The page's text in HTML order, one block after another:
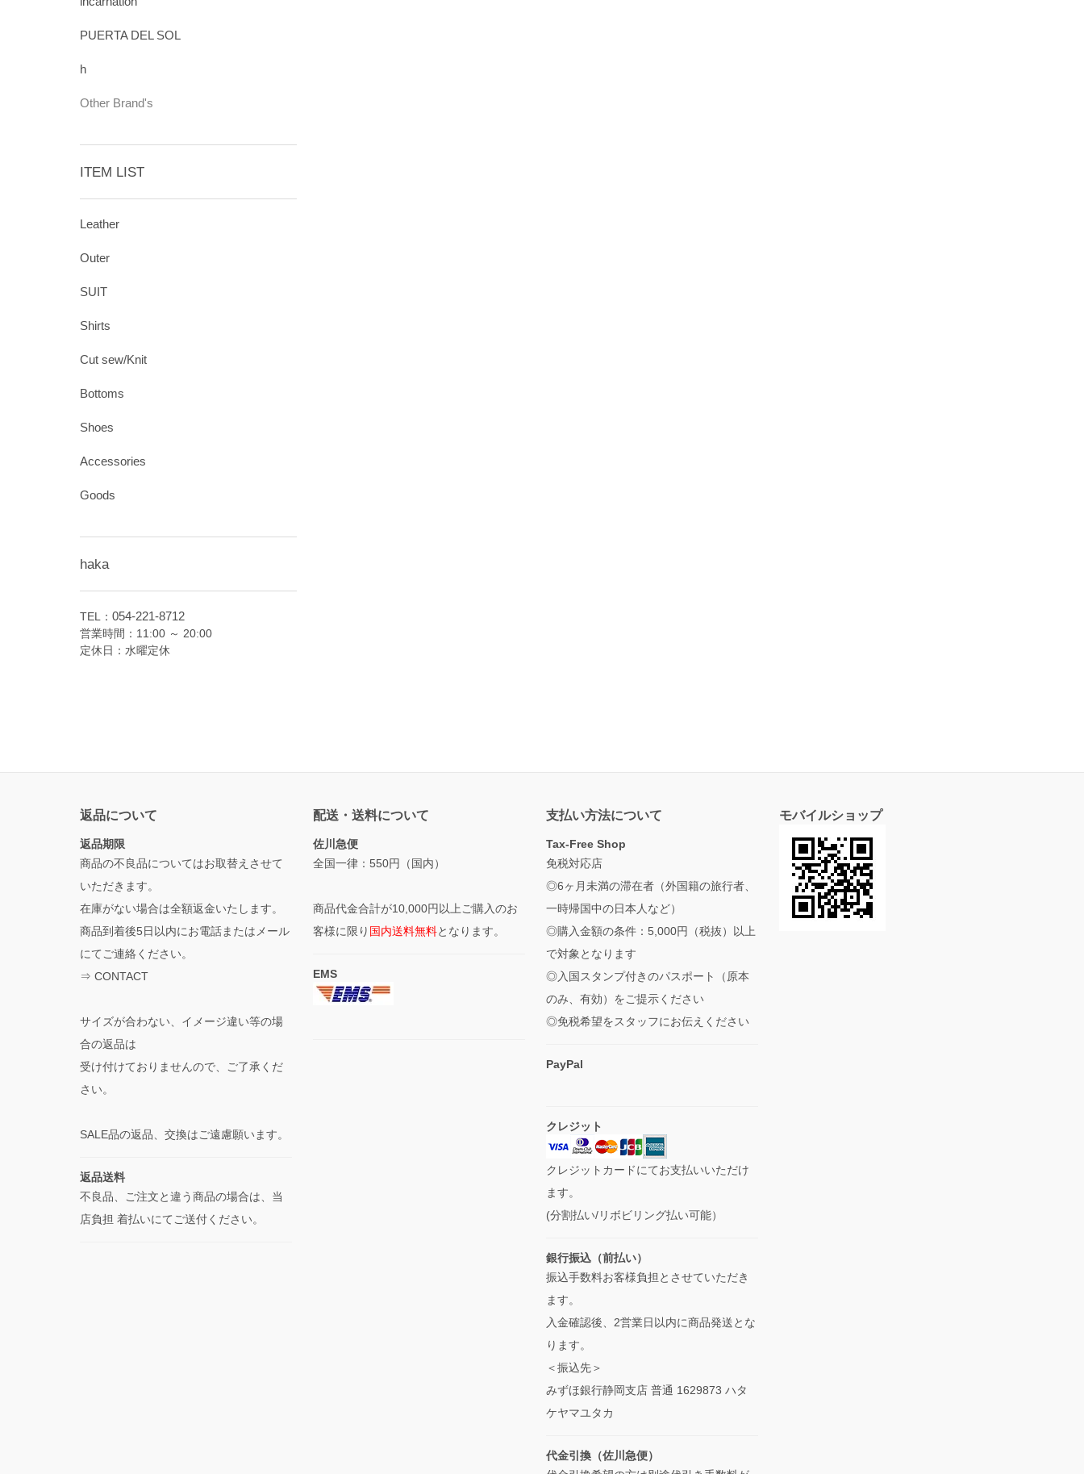
PUERTA DEL SOL
h
Other Brand's
ITEM LIST
Leather
Outer
SUIT
Shirts
Cut sew/Knit
Bottoms
Shoes
Accessories
Goods
haka
TEL： 054-221-8712
営業時間：11:00 ～ 20:00
定休日：水曜定休
返品について
返品期限
商品の不良品についてはお取替えさせて
いただきます。
在庫がない場合は全額返金いたします。
商品到着後5日以内にお電話またはメール
にてご連絡ください。
⇒ CONTACT
サイズが合わない、イメージ違い等の場
合の返品は
受け付けておりませんので、ご了承くだ
さい。
SALE品の返品、交換はご遠慮願います。
返品送料
不良品、ご注文と違う商品の場合は、当
店負担 着払いにてご送付ください。
配送・送料について
佐川急便
全国一律：550円（国内）
商品代金合計が10,000円以上ご購入のお
客様に限り 国内送料無料となります。
EMS
支払い方法について
Tax-Free Shop
免税対応店
◎6ヶ月未満の滞在者（外国籍の旅行者、
一時帰国中の日本人など）
◎購入金額の条件：5,000円（税抜）以上
で対象となります
◎入国スタンプ付きのパスポート（原本
のみ、有効）をご提示ください
◎免税希望をスタッフにお伝えください
PayPal
クレジット
クレジットカードにてお支払いいただけ
ます。
(分割払い/リボビリング払い可能）
銀行振込（前払い）
振込手数料お客様負担とさせていただき
ます。
入金確認後、2営業日以内に商品発送とな
ります。
＜振込先＞
みずほ銀行静岡支店 普通 1629873 ハタ
ケヤマユタカ
代金引換（佐川急便）
モバイルショップ